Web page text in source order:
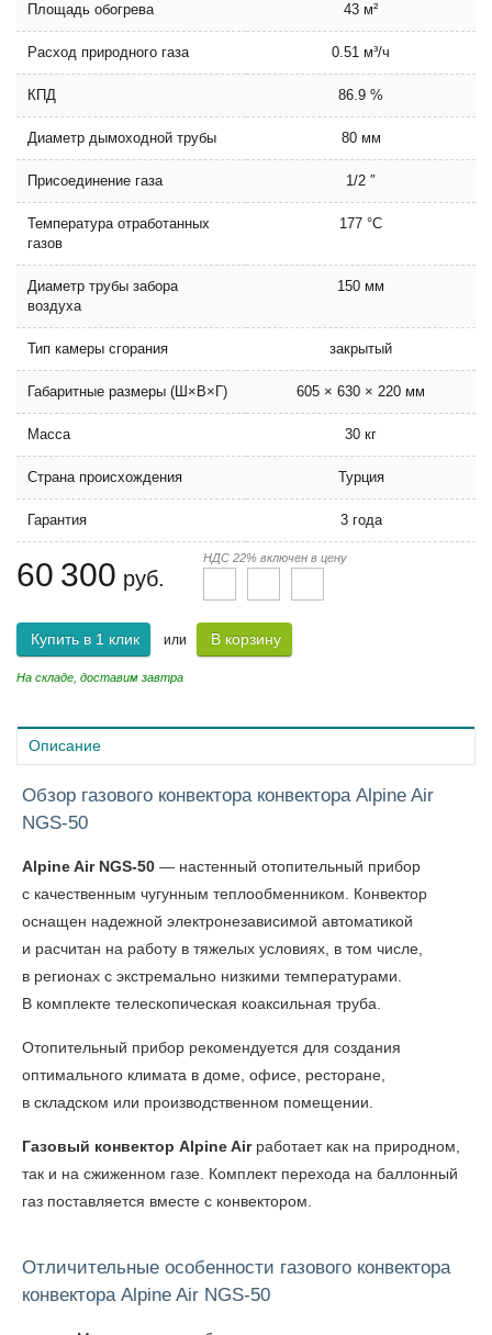
Площадь обогрева 43 м²
Расход природного газа 0.51 м³/ч
КПД 86.9 %
Диаметр дымоходной трубы 80 мм
Присоединение газа 1/2 ″
Температура отработанных
газов
177 °C
Диаметр трубы забора
воздуха
150 мм
Тип камеры сгорания закрытый
Габаритные размеры (Ш×В×Г) 605 × 630 × 220 мм
Масса 30 кг
Страна происхождения Турция
Гарантия 3 года
60 300 руб.
НДС 22% включен в цену
Купить в 1 клик или В корзину
На складе, доставим завтра
Описание
Обзор газового конвектора конвектора Alpine Air
NGS-50
Alpine Air NGS-50 — настенный отопительный прибор
с качественным чугунным теплообменником. Конвектор
оснащен надежной электронезависимой автоматикой
и расчитан на работу в тяжелых условиях, в том числе,
в регионах с экстремально низкими температурами.
В комплекте телескопическая коаксильная труба.
Отопительный прибор рекомендуется для создания
оптимального климата в доме, офисе, ресторане,
в складском или производственном помещении.
Газовый конвектор Alpine Airработает как на природном,
так и на сжиженном газе. Комплект перехода на баллонный
газ поставляется вместе с конвектором.
Отличительные особенности газового конвектора
конвектора Alpine Air NGS-50